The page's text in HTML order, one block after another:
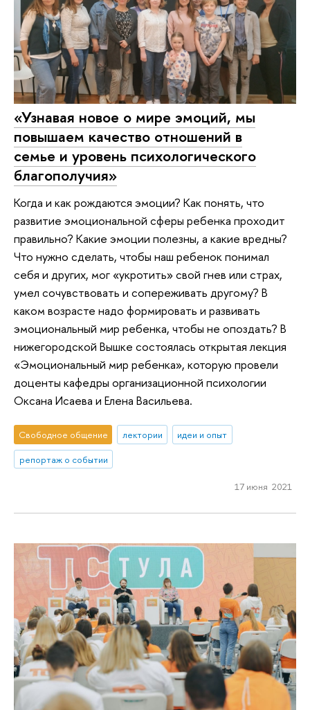
«Узнавая новое о мире эмоций, мы
повышаем качество отношений в
семье и уровень психологического
благополучия»
Когда и как рождаются эмоции? Как понять, что
развитие эмоциональной сферы ребенка проходит
правильно? Какие эмоции полезны, а какие вредны?
Что нужно сделать, чтобы наш ребенок понимал
себя и других, мог «укротить» свой гнев или страх,
умел сочувствовать и сопереживать другому? В
каком возрасте надо формировать и развивать
эмоциональный мир ребенка, чтобы не опоздать? В
нижегородской Вышке состоялась открытая лекция
«Эмоциональный мир ребенка», которую провели
доценты кафедры организационной психологии
Оксана Исаева и Елена Васильева.
Свободное общение лектории
идеи и опыт
репортаж о событии
17 июня 2021